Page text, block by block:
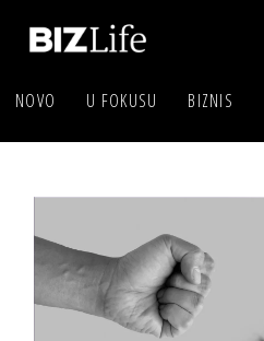
NOVO U FOKUSU BIZNIS